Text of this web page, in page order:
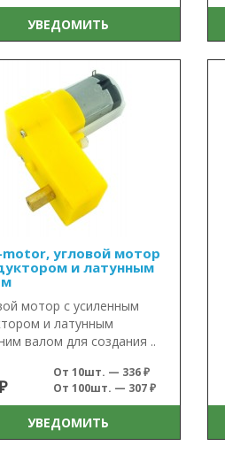
УВЕДОМИТЬ
motor, угловой мотор
и латунным
мотор с усиленным
и латунным
валом для создания ..
От 10шт. — 336 ₽
От 100шт. — 307 ₽
УВЕДОМИТЬ